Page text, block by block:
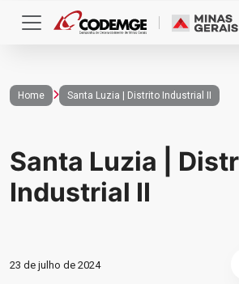
Home Santa Luzia | Distrito Industrial II
Santa Luzia |
Industrial II
23 de julho de 2024